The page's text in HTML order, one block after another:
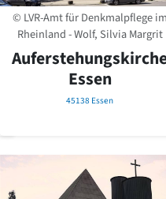
© LVR-Amt für Denkmalpflege
Rheinland - Wolf, Silvia Margrit
Essen
45138 Essen